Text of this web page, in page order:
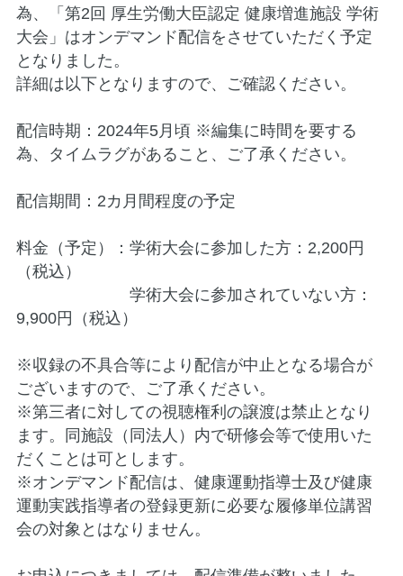
為、「第2回 厚生労働大臣認定 健康増進施設 学術
大会」はオンデマンド配信をさせていただく予定
となりました。
詳細は以下となりますので、ご確認ください。
配信時期：2024年5月頃 ※編集に時間を要する
為、タイムラグがあること、ご了承ください。
配信期間：2カ月間程度の予定
料金（予定）：学術大会に参加した方：2,200円
（税込）
学術大会に参加されていない方：
9,900円（税込）
※収録の不具合等により配信が中止となる場合が
ございますので、ご了承ください。
※第三者に対しての視聴権利の譲渡は禁止となり
ます。同施設（同法人）内で研修会等で使用いた
だくことは可とします。
※オンデマンド配信は、健康運動指導士及び健康
運動実践指導者の登録更新に必要な履修単位講習
会の対象とはなりません。